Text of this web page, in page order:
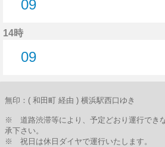
09
14時
09
無印：( 和田町 経由 ) 横浜駅西口ゆき
※ 道路渋滞等により、予定どおり運行でき
承下さい。
※ 祝日は休日ダイヤで運行いたします。